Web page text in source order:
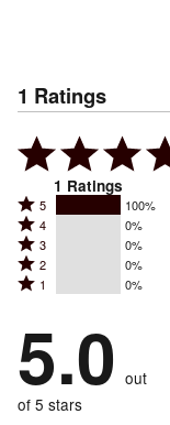
1 Ratings
1 Ratings
Rated
5
stars
by
of
reviewers
5 100%
Rated
4
stars
by
of
reviewers
4 0%
Rated
3
stars
0%
of
reviewers
3 0%
Rated
2
by
0%
of
reviewers
2 0%
Rated
stars
by
0%
of
1 0%
5.0 out
of 5 stars